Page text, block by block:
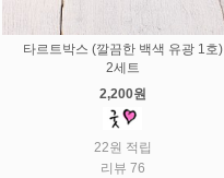
타르트박스 (깔끔한 백색 유광 1호)
2세트
2,200원
22원 적립
리뷰 76